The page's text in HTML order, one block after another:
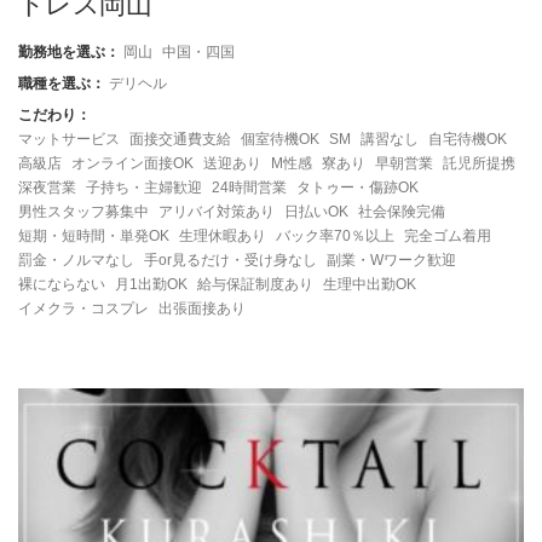
勤務地を選ぶ： 岡山
中国・四国
職種を選ぶ： デリヘル
こだわり：
マットサービス
面接交通費支給 個室待機OK SM 講習なし
自宅待機OK
高級店
オンライン面接OK 送迎あり M性感 寮あり 早朝営業 託児所提携
深夜営業 子持ち・主婦歓迎 24時間営業
タトゥー・傷跡OK
男性スタッフ募集中
アリバイ対策あり 日払いOK 社会保険完備
短期・短時間・単発OK 生理休暇あり バック率70％以上
完全ゴム着用
罰金・ノルマなし
手or見るだけ・受け身なし
副業・Wワーク歓迎
裸にならない
月1出勤OK 給与保証制度あり
生理中出勤OK
イメクラ・コスプレ
出張面接あり